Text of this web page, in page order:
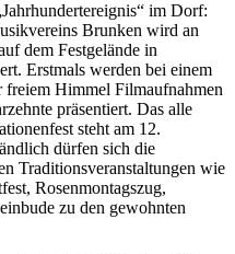
im Dorf:
Brunken wird an
dem Festgelände in
Erstmals werden bei einem
freiem Himmel Filmaufnahmen
präsentiert. Das alle
steht am 12.
dürfen sich die
Traditionsveranstaltungen wie
Rosenmontagszug,
zu den gewohnten